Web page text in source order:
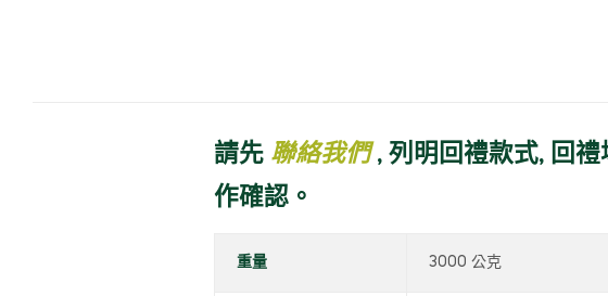
請先 聯絡我們 , 列明回禮款式, 回
作確認。
重量 3000 公克